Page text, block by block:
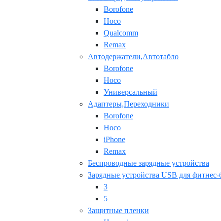
Borofone
Hoco
Qualcomm
Remax
Автодержатели,Автотабло
Borofone
Hoco
Универсальный
Адаптеры,Переходники
Borofone
Hoco
iPhone
Remax
Беспроводные зарядные устройства
Зарядные устройства USB для фитнес-
3
5
Защитные пленки